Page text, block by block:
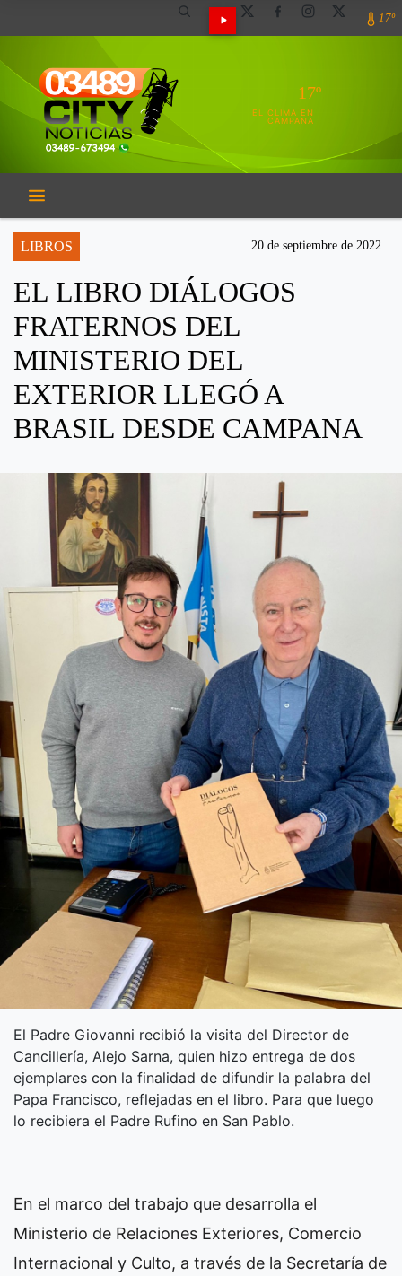
17º
17º
EL CLIMA EN
CAMPANA
LIBROS 20 de septiembre de 2022
EL LIBRO DIÁLOGOS
FRATERNOS DEL
MINISTERIO DEL
EXTERIOR LLEGÓ A
BRASIL DESDE CAMPANA
El Padre Giovanni recibió la visita del Director de
Cancillería, Alejo Sarna, quien hizo entrega de dos
ejemplares con la finalidad de difundir la palabra del
Papa Francisco, reflejadas en el libro. Para que luego
lo recibiera el Padre Rufino en San Pablo.
En el marco del trabajo que desarrolla el
Ministerio de Relaciones Exteriores, Comercio
Internacional y Culto, a través de la Secretaría de